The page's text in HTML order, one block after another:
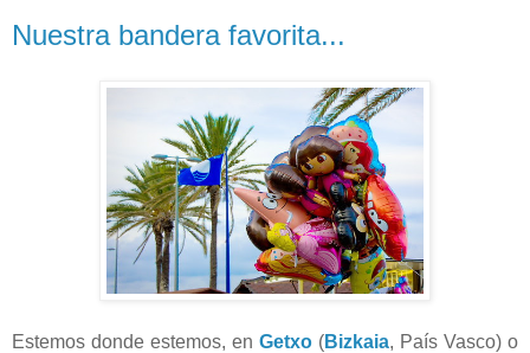
Nuestra bandera favorita...
Estemos donde estemos, en Getxo (Bizkaia, País Vasco) o